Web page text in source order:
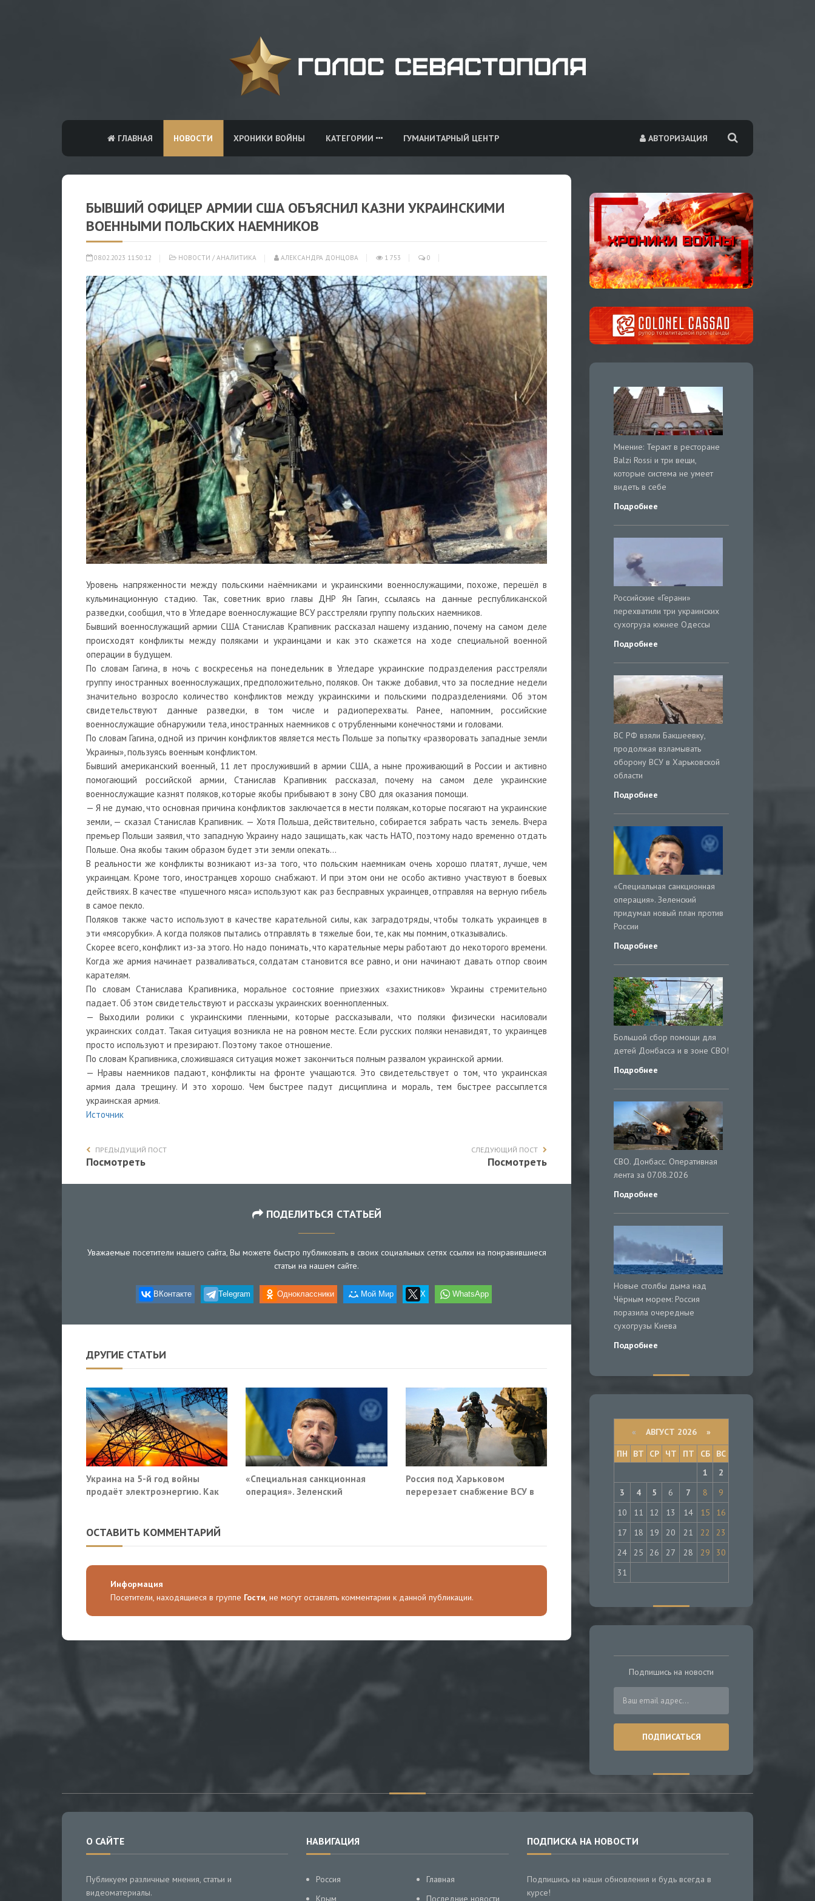
АВТОРИЗАЦИЯ
ГЛАВНАЯ НОВОСТИ ХРОНИКИ ВОЙНЫ КАТЕГОРИИ ГУМАНИТАРНЫЙ ЦЕНТР
БЫВШИЙ ОФИЦЕР АРМИИ США ОБЪЯСНИЛ КАЗНИ УКРАИНСКИМИ
ВОЕННЫМИ ПОЛЬСКИХ НАЕМНИКОВ
08.02.2023 11:50:12 НОВОСТИ / АНАЛИТИКА АЛЕКСАНДРА ДОНЦОВА 1 753 0
Уровень напряженности между польскими наёмниками и украинскими военнослужащими, похоже, перешёл в
кульминационную стадию. Так, советник врио главы ДНР Ян Гагин, ссылаясь на данные республиканской
разведки, сообщил, что в Угледаре военнослужащие ВСУ расстреляли группу польских наемников.
Бывший военнослужащий армии США Станислав Крапивник рассказал нашему изданию, почему на самом деле
происходят конфликты между поляками и украинцами и как это скажется на ходе специальной военной
операции в будущем.
По словам Гагина, в ночь с воскресенья на понедельник в Угледаре украинские подразделения расстреляли
группу иностранных военнослужащих, предположительно, поляков. Он также добавил, что за последние недели
значительно возросло количество конфликтов между украинскими и польскими подразделениями. Об этом
свидетельствуют данные разведки, в том числе и радиоперехваты. Ранее, напомним, российские
военнослужащие обнаружили тела, иностранных наемников с отрубленными конечностями и головами.
По словам Гагина, одной из причин конфликтов является месть Польше за попытку «разворовать западные земли
Украины», пользуясь военным конфликтом.
Бывший американский военный, 11 лет прослуживший в армии США, а ныне проживающий в России и активно
помогающий российской армии, Станислав Крапивник рассказал, почему на самом деле украинские
военнослужащие казнят поляков, которые якобы прибывают в зону СВО для оказания помощи.
— Я не думаю, что основная причина конфликтов заключается в мести полякам, которые посягают на украинские
земли, — сказал Станислав Крапивник. — Хотя Польша, действительно, собирается забрать часть земель. Вчера
премьер Польши заявил, что западную Украину надо защищать, как часть НАТО, поэтому надо временно отдать
Польше. Она якобы таким образом будет эти земли опекать…
В реальности же конфликты возникают из-за того, что польским наемникам очень хорошо платят, лучше, чем
украинцам. Кроме того, иностранцев хорошо снабжают. И при этом они не особо активно участвуют в боевых
действиях. В качестве «пушечного мяса» используют как раз бесправных украинцев, отправляя на верную гибель
в самое пекло.
Поляков также часто используют в качестве карательной силы, как заградотряды, чтобы толкать украинцев в
эти «мясорубки». А когда поляков пытались отправлять в тяжелые бои, те, как мы помним, отказывались.
Скорее всего, конфликт из-за этого. Но надо понимать, что карательные меры работают до некоторого времени.
Когда же армия начинает разваливаться, солдатам становится все равно, и они начинают давать отпор своим
карателям.
По словам Станислава Крапивника, моральное состояние приезжих «захистников» Украины стремительно
падает. Об этом свидетельствуют и рассказы украинских военнопленных.
— Выходили ролики с украинскими пленными, которые рассказывали, что поляки физически насиловали
украинских солдат. Такая ситуация возникла не на ровном месте. Если русских поляки ненавидят, то украинцев
просто используют и презирают. Поэтому такое отношение.
По словам Крапивника, сложившаяся ситуация может закончиться полным развалом украинской армии.
— Нравы наемников падают, конфликты на фронте учащаются. Это свидетельствует о том, что украинская
армия дала трещину. И это хорошо. Чем быстрее падут дисциплина и мораль, тем быстрее рассыплется
украинская армия.
Источник
ПРЕДЫДУЩИЙ ПОСТ
Посмотреть
СЛЕДУЮЩИЙ ПОСТ
Посмотреть
ПОДЕЛИТЬСЯ СТАТЬЕЙ
Уважаемые посетители нашего сайта, Вы можете быстро публиковать в своих социальных сетях ссылки на понравившиеся
статьи на нашем сайте.
ВКонтакте Telegram Одноклассники Мой Мир X WhatsApp
ДРУГИЕ СТАТЬИ
Украина на 5-й год войны
продаёт электроэнергию. Как
«Специальная санкционная
операция». Зеленский
Россия под Харьковом
перерезает снабжение ВСУ в
ОСТАВИТЬ КОММЕНТАРИЙ
Информация
Посетители, находящиеся в группе Гости, не могут оставлять комментарии к данной публикации.
Мнение: Теракт в ресторане
Balzi Rossi и три вещи,
которые система не умеет
видеть в себе
Подробнее
Российские «Герани»
перехватили три украинских
сухогруза южнее Одессы
Подробнее
ВС РФ взяли Бакшеевку,
продолжая взламывать
оборону ВСУ в Харьковской
области
Подробнее
«Специальная санкционная
операция». Зеленский
придумал новый план против
России
Подробнее
Большой сбор помощи для
детей Донбасса и в зоне СВО!
Подробнее
СВО. Донбасс. Оперативная
лента за 07.08.2026
Подробнее
Новые столбы дыма над
Чёрным морем: Россия
поразила очередные
сухогрузы Киева
Подробнее
« АВГУСТ 2026 »
ПН
ВТ СР ЧТ ПТ СБ
ВС
1
2
3
4 5 6 7 8
9
10
11 12 13 14 15
16
17
18 19 20 21 22
23
24
25 26 27 28 29
30
31
Подпишись на новости
О САЙТЕ
Публикуем различные мнения, статьи и
видеоматериалы.
НАВИГАЦИЯ
Россия
Крым
Главная
Последние новости
ПОДПИСКА НА НОВОСТИ
Подпишись на наши обновления и будь всегда в
курсе!